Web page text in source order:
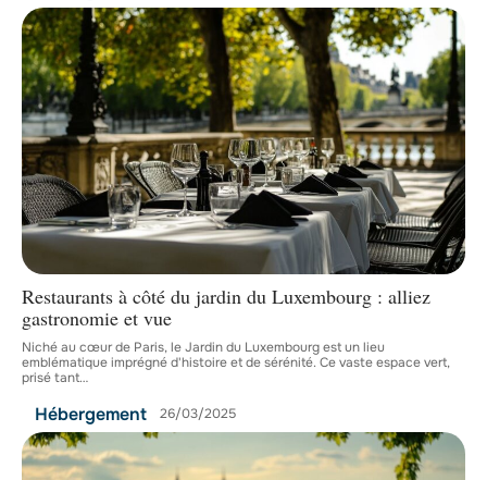
Restaurants à côté du jardin du Luxembourg : alliez
gastronomie et vue
Niché au cœur de Paris, le Jardin du Luxembourg est un lieu
emblématique imprégné d'histoire et de sérénité. Ce vaste espace vert,
prisé tant…
Hébergement 26/03/2025